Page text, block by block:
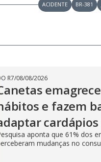
ACIDENTE BR-381
R7/08/08/2026
e fazem
cardápios
aponta que 61% dos
mudanças no